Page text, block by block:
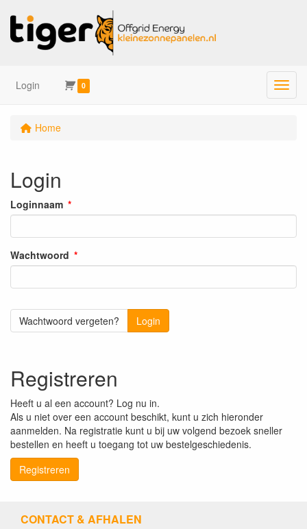
Login 0 Menu
Home
Login
Loginnaam
Wachtwoord
Wachtwoord vergeten? Login
Registreren
Heeft u al een account? Log nu in.
Als u niet over een account beschikt, kunt u zich hieronder
aanmelden. Na registratie kunt u bij uw volgend bezoek sneller
bestellen en heeft u toegang tot uw bestelgeschiedenis.
Registreren
CONTACT & AFHALEN